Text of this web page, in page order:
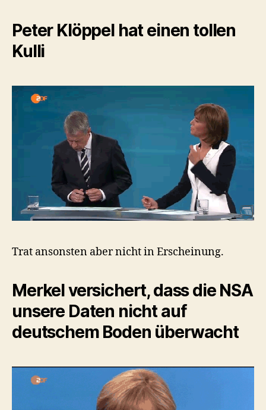
Peter Klöppel hat einen tollen
Kulli
Trat ansonsten aber nicht in Erscheinung.
Merkel versichert, dass die NSA
unsere Daten nicht auf
deutschem Boden überwacht